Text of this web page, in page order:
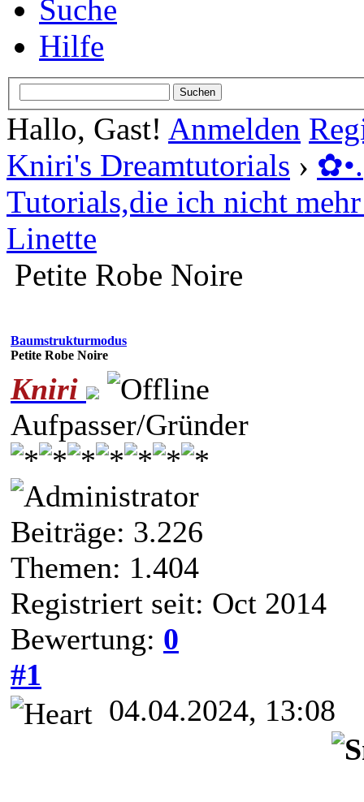
Suche
Hilfe
Hallo, Gast! Anmelden
Kniri's Dreamtutorials › ✿
Tutorials,die ich nicht mehr
Linette
Petite Robe Noire
Baumstrukturmodus
Petite Robe Noire
Kniri
Aufpasser/Gründer
Beiträge: 3.226
Themen: 1.404
Registriert seit: Oct 2014
Bewertung: 0
#1
04.04.2024, 13:08